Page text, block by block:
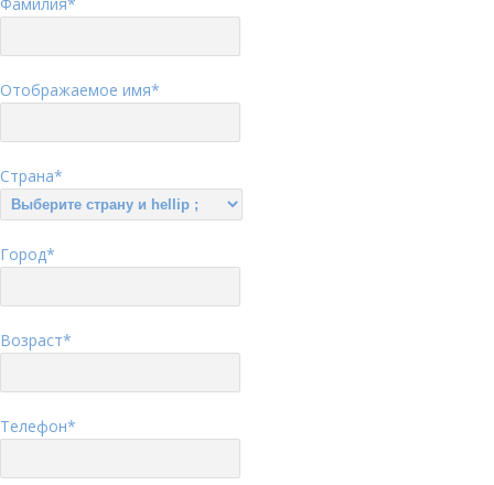
Отображаемое имя*
Страна*
Город*
Возраст*
Телефон*